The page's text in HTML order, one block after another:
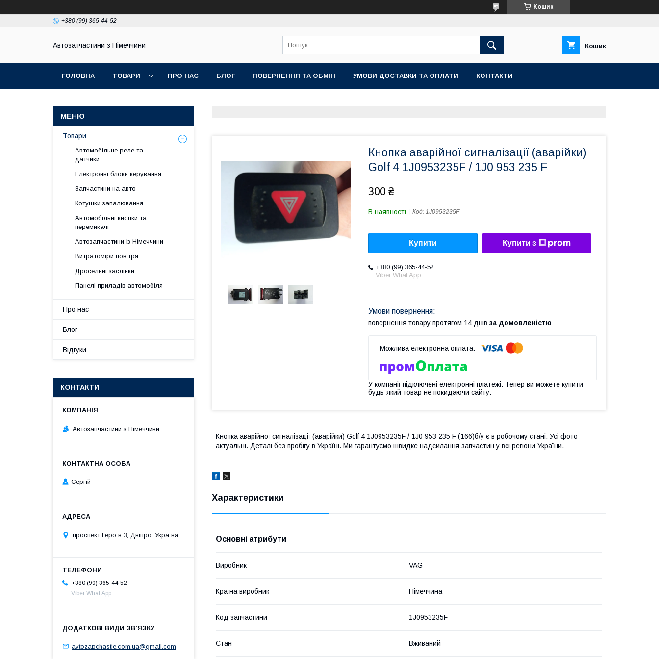
Кошик
+380 (99) 365-44-52
Автозапчастини з Німеччини Кошик
ГОЛОВНА ТОВАРИ ПРО НАС БЛОГ ПОВЕРНЕННЯ ТА ОБМІН УМОВИ ДОСТАВКИ ТА ОПЛАТИ КОНТАКТИ
Кнопка аварійної сигналізації (аварійки)
Golf 4 1J0953235F / 1J0 953 235 F
300 ₴
В наявності Код: 1J0953235F
Купити Купити з
+380 (99) 365-44-52
Viber What’App
повернення товару протягом 14 днів за домовленістю
У компанії підключені електронні платежі. Тепер ви можете купити
будь-який товар не покидаючи сайту.
Кнопка аварійної сигналізації (аварійки) Golf 4 1J0953235F / 1J0 953 235 F (166)б/у є в робочому стані. Усі фото
актуальні. Деталі без пробігу в Україні. Ми гарантуємо швидке надсилання запчастин у всі регіони України.
Характеристики
Основні атрибути
Виробник VAG
Країна виробник Німеччина
Код запчастини 1J0953235F
Стан Вживаний
Товари
Автомобільне реле та
датчики
Електронні блоки керування
Запчастини на авто
Котушки запалювання
Автомобільні кнопки та
перемикачі
Автозапчастини із Німеччини
Витратоміри повітря
Дросельні заслінки
Панелі приладів автомобіля
Про нас
Блог
Відгуки
КОНТАКТИ
Автозапчастини з Німеччини
Сергій
проспект Героїв 3, Дніпро, Україна
+380 (99) 365-44-52
Viber What’App
avtozapchastie.com.ua@gmail.com